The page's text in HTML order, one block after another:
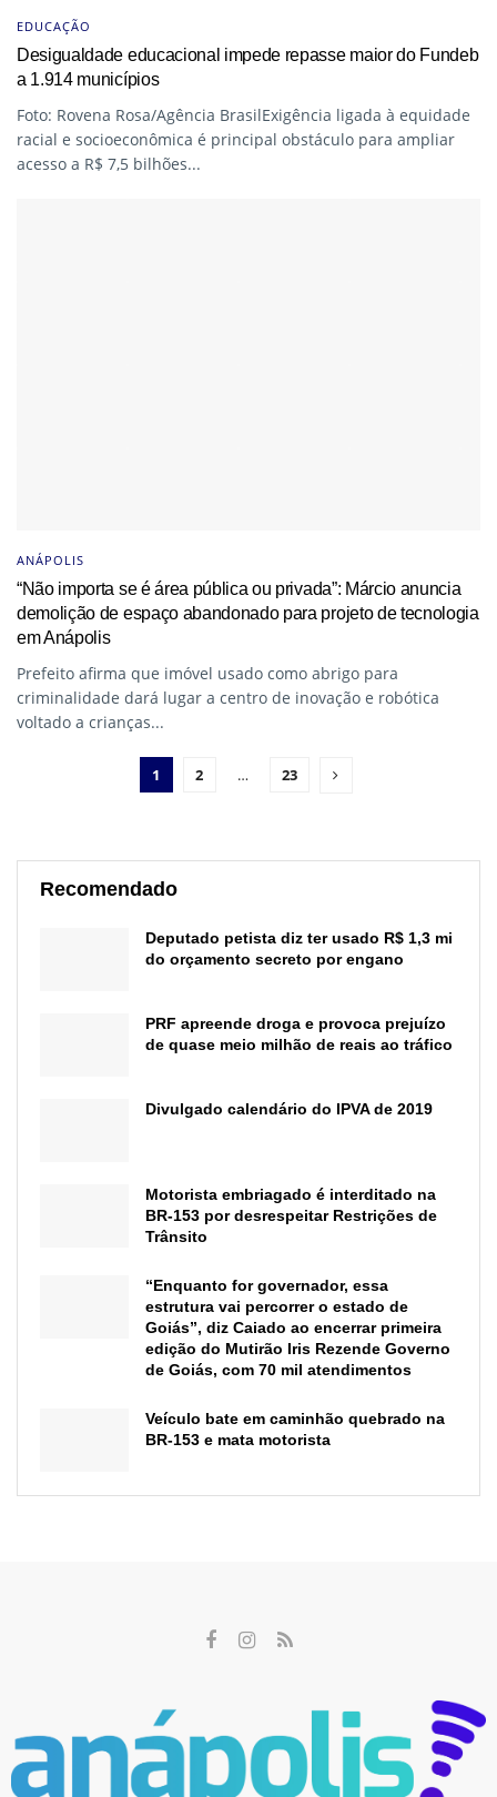
EDUCAÇÃO
Desigualdade educacional impede repasse maior do Fundeb
a 1.914 municípios
Foto: Rovena Rosa/Agência BrasilExigência ligada à equidade
racial e socioeconômica é principal obstáculo para ampliar
acesso a R$ 7,5 bilhões...
ANÁPOLIS
“Não importa se é área pública ou privada”: Márcio anuncia
demolição de espaço abandonado para projeto de tecnologia
em Anápolis
Prefeito afirma que imóvel usado como abrigo para
criminalidade dará lugar a centro de inovação e robótica
voltado a crianças...
1 2 … 23
Recomendado
Deputado petista diz ter usado R$ 1,3 mi
do orçamento secreto por engano
PRF apreende droga e provoca prejuízo
de quase meio milhão de reais ao tráfico
Divulgado calendário do IPVA de 2019
Motorista embriagado é interditado na
BR-153 por desrespeitar Restrições de
Trânsito
“Enquanto for governador, essa
estrutura vai percorrer o estado de
Goiás”, diz Caiado ao encerrar primeira
edição do Mutirão Iris Rezende Governo
de Goiás, com 70 mil atendimentos
Veículo bate em caminhão quebrado na
BR-153 e mata motorista